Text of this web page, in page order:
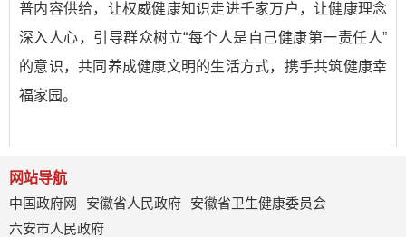
普内容供给，让权威健康知识走进千家万户，让健康理念
深入人心，引导群众树立“每个人是自己健康第一责任人”
的意识，共同养成健康文明的生活方式，携手共筑健康幸
福家园。
网站导航
中国政府网
安徽省人民政府
安徽省卫生健康委员会
六安市人民政府